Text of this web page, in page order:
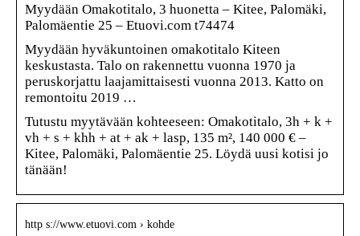
Myydään Omakotitalo, 3 huonetta – Kitee, Palomäki,
Palomäentie 25 – Etuovi.com t74474
Myydään hyväkuntoinen omakotitalo Kiteen
keskustasta. Talo on rakennettu vuonna 1970 ja
peruskorjattu laajamittaisesti vuonna 2013. Katto on
remontoitu 2019 …
Tutustu myytävään kohteeseen: Omakotitalo, 3h + k +
vh + s + khh + at + ak + lasp, 135 m², 140 000 € –
Kitee, Palomäki, Palomäentie 25. Löydä uusi kotisi jo
tänään!
http s://www.etuovi.com › kohde